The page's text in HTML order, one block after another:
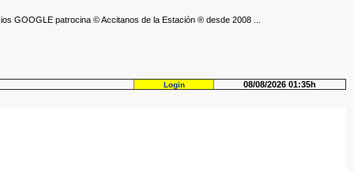
GOOGLE patrocina © Accitanos de la Estación ® desde 2008 ...
Login 08/08/2026 01:35h